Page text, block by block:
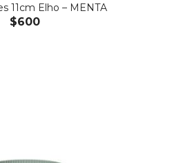
11cm Elho – MENTA
$600